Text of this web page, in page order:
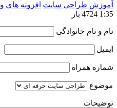
طراحی سایت افزونه های وردپرس
خانوادگی